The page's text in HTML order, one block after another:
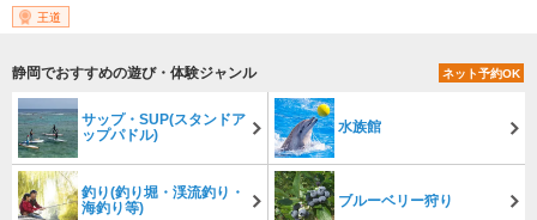
王道
静岡でおすすめの遊び・体験ジャンル ネット予約OK
サップ・SUP(スタンドア
ップパドル)
水族館
釣り(釣り堀・渓流釣り・
海釣り等)
ブルーベリー狩り